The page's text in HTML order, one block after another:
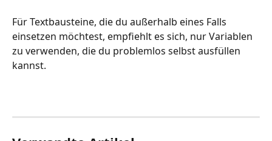
Für Textbausteine, die du außerhalb eines Falls
einsetzen möchtest, empfiehlt es sich, nur Variablen
zu verwenden, die du problemlos selbst ausfüllen
kannst.